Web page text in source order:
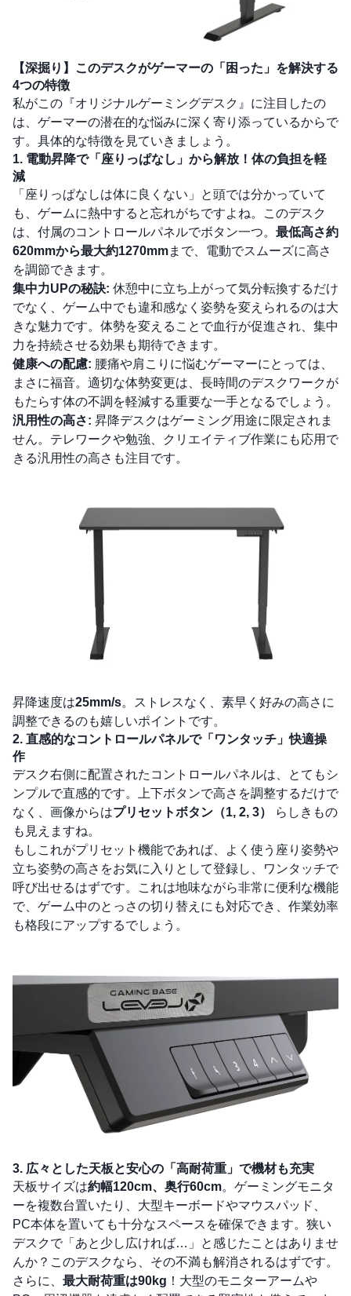
【深掘り】このデスクがゲーマーの「困った」を解決する
4つの特徴
私がこの『オリジナルゲーミングデスク』に注目したの
は、ゲーマーの潜在的な悩みに深く寄り添っているからで
す。具体的な特徴を見ていきましょう。
1. 電動昇降で「座りっぱなし」から解放！体の負担を軽
減
「座りっぱなしは体に良くない」と頭では分かっていて
も、ゲームに熱中すると忘れがちですよね。このデスク
は、付属のコントロールパネルでボタン一つ。 最低高さ約
620mmから最大約1270mmまで、電動でスムーズに高さ
を調節できます。
集中力UPの秘訣: 休憩中に立ち上がって気分転換するだけ
でなく、ゲーム中でも違和感なく姿勢を変えられるのは大
きな魅力です。体勢を変えることで血行が促進され、集中
力を持続させる効果も期待できます。
健康への配慮: 腰痛や肩こりに悩むゲーマーにとっては、
まさに福音。適切な体勢変更は、長時間のデスクワークが
もたらす体の不調を軽減する重要な一手となるでしょう。
汎用性の高さ: 昇降デスクはゲーミング用途に限定されま
せん。テレワークや勉強、クリエイティブ作業にも応用で
きる汎用性の高さも注目です。
昇降速度は25mm/s。ストレスなく、素早く好みの高さに
調整できるのも嬉しいポイントです。
2. 直感的なコントロールパネルで「ワンタッチ」快適操
作
デスク右側に配置されたコントロールパネルは、とてもシ
ンプルで直感的です。上下ボタンで高さを調整するだけで
なく、画像からはプリセットボタン（1, 2, 3）
らしきもの
も見えますね。
もしこれがプリセット機能であれば、よく使う座り姿勢や
立ち姿勢の高さをお気に入りとして登録し、ワンタッチで
呼び出せるはずです。これは地味ながら非常に便利な機能
で、ゲーム中のとっさの切り替えにも対応でき、作業効率
も格段にアップするでしょう。
3. 広々とした天板と安心の「高耐荷重」で機材も充実
天板サイズは約幅120cm、奥行60cm。ゲーミングモニタ
ーを複数台置いたり、大型キーボードやマウスパッド、
PC本体を置いても十分なスペースを確保できます。狭い
デスクで「あと少し広ければ…」と感じたことはありませ
んか？このデスクなら、その不満も解消されるはずです。
さらに、 最大耐荷重は90kg ！大型のモニターアームや